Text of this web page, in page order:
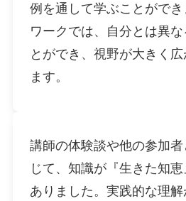
例を通して学ぶことがで
ワークでは、自分とは異
とができ、視野が大きく
ます。
講師の体験談や他の参加
じて、知識が『生きた知
ありました。実践的な理